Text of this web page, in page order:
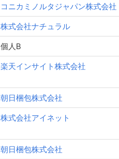
コニカミノルタジャパン株式会社
株式会社ナチュラル
個人B
楽天インサイト株式会社
朝日梱包株式会社
株式会社アイネット
朝日梱包株式会社